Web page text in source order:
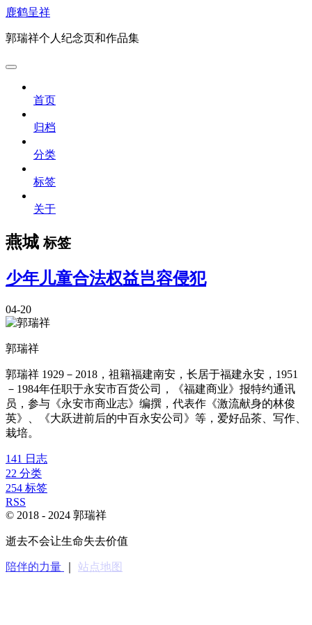
鹿鹤呈祥
郭瑞祥个人纪念页和作品集
首页
归档
分类
标签
关于
燕城标签
少年儿童合法权益岂容侵犯
04-20
郭瑞祥
郭瑞祥 1929－2018，祖籍福建南安，长居于福建永安，1951
－1984年任职于永安市百货公司，《福建商业》报特约通讯
员，参与《永安市商业志》编撰，代表作《激流献身的林俊
英》、《大跃进前后的中百永安公司》等，爱好品茶、写作、
栽培。
141 日志
22 分类
254 标签
RSS
© 2018 - 2024 郭瑞祥
逝去不会让生命失去价值
陪伴的力量 站点地图